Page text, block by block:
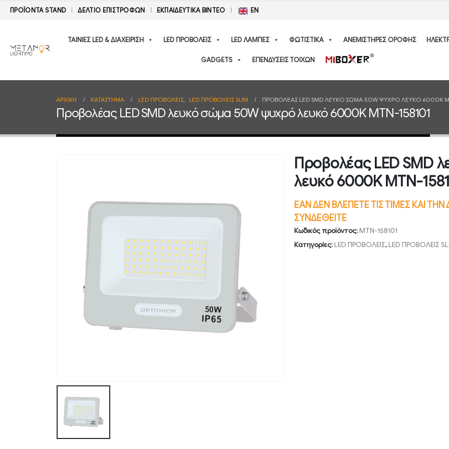
ΠΡΟΪΟΝΤΑ STAND ΔΕΛΤΊΟ ΕΠΙΣΤΡΟΦΏΝ ΕΚΠΑΙΔΕΥΤΙΚΑ ΒΙΝΤΕΟ EN
ΤΑΙΝΙΕΣ LED & ΔΙΑΧΕΙΡΙΣΗ LED ΠΡΟΒΟΛΕΙΣ LED ΛΑΜΠΕΣ ΦΩΤΙΣΤΙΚΑ ΑΝΕΜΙΣΤΗΡΕΣ ΟΡΟΦΗΣ
GADGETS ΕΠΕΝΔΥΣΕΙΣ ΤΟΙΧΩΝ
ΑΡΧΙΚΉ ΚΑΤΆΣΤΗΜΑ LED ΠΡΟΒΟΛΕΙΣ, LED ΠΡΟΒΟΛΕΙΣ SLIM ΠΡΟΒΟΛΈΑΣ LED SMD ΛΕΥΚΌ ΣΏΜΑ 50W ΨΥΧΡΌ ΛΕΥΚΌ 6000K
Προβολέας LED SMD λευκό σώμα 50W ψυχρό λευκό 6000K MTN-158101
Προβολέας LED SMD
λευκό 6000K MTN-
ΕΑΝ ΔΕΝ ΒΛΕΠΕΤΕ ΤΙΣ ΤΙΜΕΣ ΚΑΙ
ΣΥΝΔΕΘΕΙΤΕ
Κωδικός προϊόντος:MTN-158101
Κατηγορίες:LED ΠΡΟΒΟΛΕΙΣ,LED ΠΡΟΒΟΛΕΙΣ